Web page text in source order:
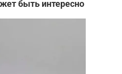
быть интересно